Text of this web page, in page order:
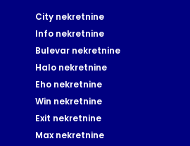
City nekretnine
Info nekretnine
Bulevar nekretnine
Halo nekretnine
Eho nekretnine
Win nekretnine
Exit nekretnine
Max nekretnine